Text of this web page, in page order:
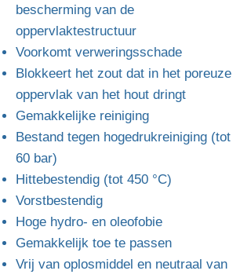
bescherming van de
oppervlaktestructuur
Voorkomt verweringsschade
Blokkeert het zout dat in het poreuze
oppervlak van het hout dringt
Gemakkelijke reiniging
Bestand tegen hogedrukreiniging (tot
60 bar)
Hittebestendig (tot 450 °C)
Vorstbestendig
Hoge hydro- en oleofobie
Gemakkelijk toe te passen
Vrij van oplosmiddel en neutraal van